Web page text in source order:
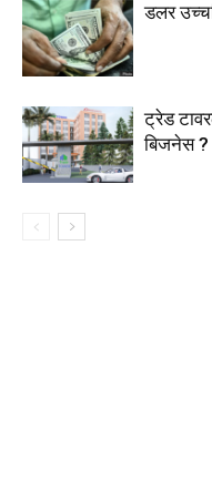
डलर
ट्रेड
बिजनेस ?